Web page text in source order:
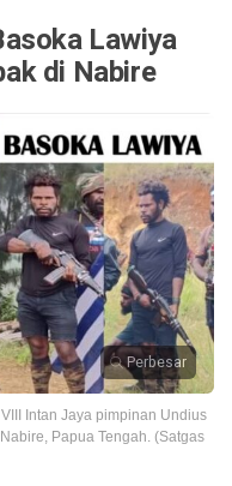
Lawiya
di Nabire
Perbesar
Intan Jaya pimpinan Undius
Papua Tengah. (Satgas